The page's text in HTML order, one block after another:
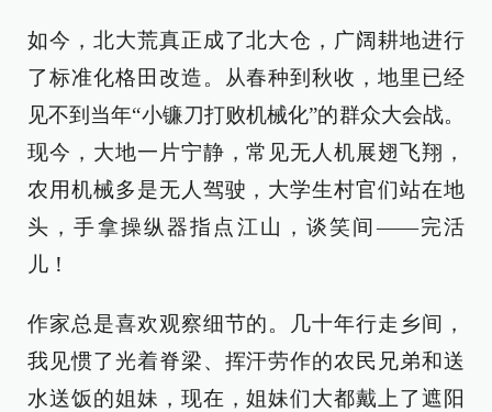
如今，北大荒真正成了北大仓，广阔耕地进行
了标准化格田改造。从春种到秋收，地里已经
见不到当年“小镰刀打败机械化”的群众大会战。
现今，大地一片宁静，常见无人机展翅飞翔，
农用机械多是无人驾驶，大学生村官们站在地
头，手拿操纵器指点江山，谈笑间——完活
儿！
作家总是喜欢观察细节的。几十年行走乡间，
我见惯了光着脊梁、挥汗劳作的农民兄弟和送
水送饭的姐妹，现在，姐妹们大都戴上了遮阳